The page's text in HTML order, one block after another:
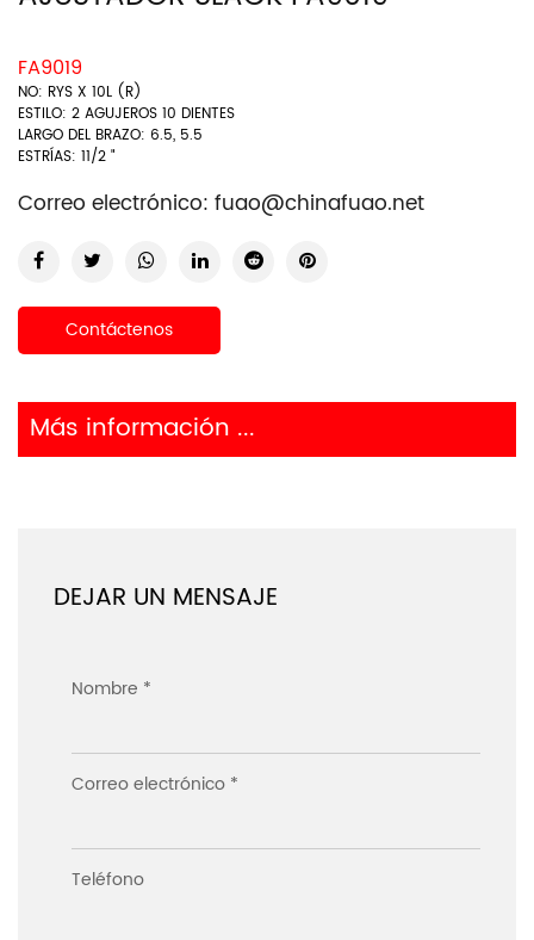
FA9019
NO: RYS X 10L (R)
ESTILO: 2 AGUJEROS 10 DIENTES
LARGO DEL BRAZO: 6.5, 5.5
ESTRÍAS: 11/2 "
Correo electrónico: fuao@chinafuao.net
Contáctenos
Más información ...
DEJAR UN MENSAJE
Nombre *
Correo electrónico *
Teléfono